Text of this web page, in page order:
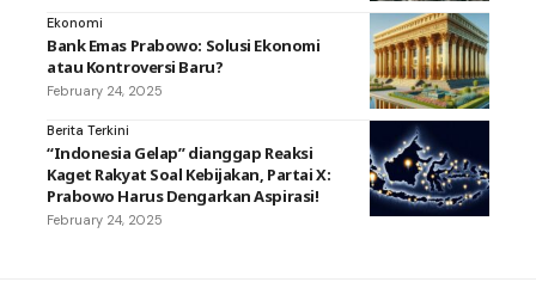
Ekonomi
Bank Emas Prabowo: Solusi Ekonomi
atau Kontroversi Baru?
February 24, 2025
Berita Terkini
“Indonesia Gelap” dianggap Reaksi
Kaget Rakyat Soal Kebijakan, Partai X:
Prabowo Harus Dengarkan Aspirasi!
February 24, 2025